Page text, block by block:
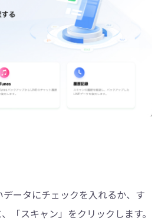
ータにチェックを入れるか、す
「スキャン」をクリックします。